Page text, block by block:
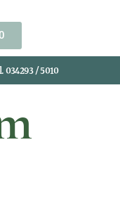
/ 5010